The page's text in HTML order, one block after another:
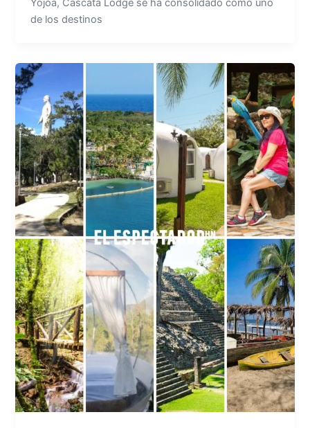
Yojoa, Cascata Lodge se ha consolidado como uno
de los destinos